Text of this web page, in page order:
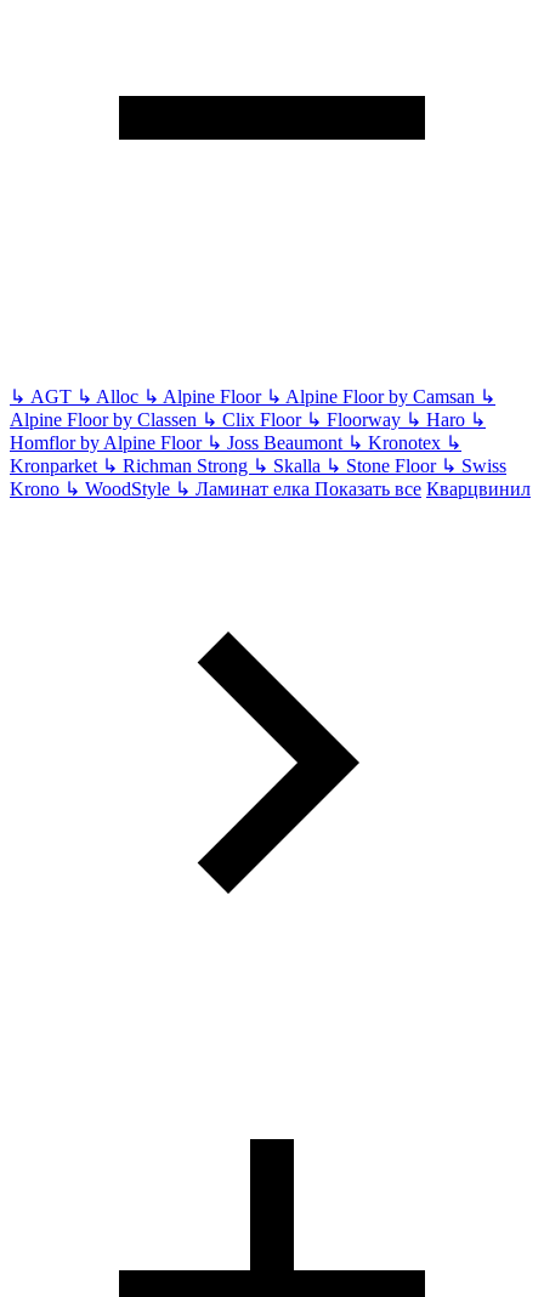
↳ AGT ↳ Alloc ↳ Alpine Floor ↳ Alpine Floor by Camsan ↳
Alpine Floor by Classen ↳ Clix Floor ↳ Floorway ↳ Haro ↳
Homflor by Alpine Floor ↳ Joss Beaumont ↳ Kronotex ↳
Kronparket ↳ Richman Strong ↳ Skalla ↳ Stone Floor ↳ Swiss
Krono ↳ WoodStyle ↳ Ламинат елка Показать все Кварцвинил